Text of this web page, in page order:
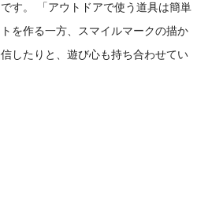
す。 「アウトドアで使う道具は簡単
を作る一方、スマイルマークの描か
したりと、遊び心も持ち合わせてい